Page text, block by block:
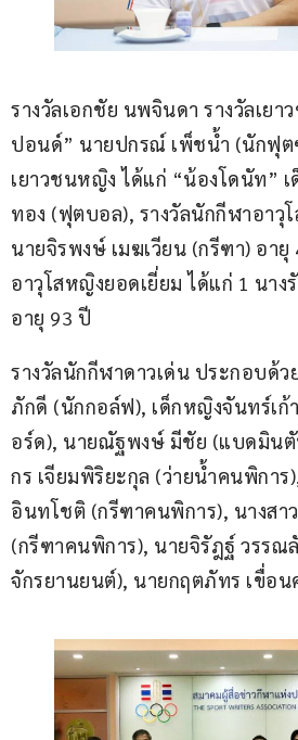
รางวัลเอกชัย นพจินดา รางวัลเยา
ปอนด์” นายปกรณ์ เพ็ชน้ำ (นักฟุต
เยาวชนหญิง ได้แก่ “น้องโดนัท”
ทอง (ฟุตบอล), รางวัลนักกีฬาอาวุ
นายจิรพงษ์ เมฆเวียน (กรีฑา) อายุ
อาวุโสหญิงยอดเยี่ยม ได้แก่ 1 นาง
อายุ 93 ปี
รางวัลนักกีฬาดาวเด่น ประกอบด้
ภักดี (นักกอล์ฟ), เด็กหญิงจันทร์เก้
อร์ด), นายณัฐพงษ์ มีชัย (แบดมิน
กร เจียมพิริยะกุล (ว่ายน้ำคนพิการ
อินทโชติ (กรีฑาคนพิการ), นางส
(กรีฑาคนพิการ), นายจิรัฎฐ์ วรรณ
จักรยานยนต์), นายกฤตภัทร เขื่อน